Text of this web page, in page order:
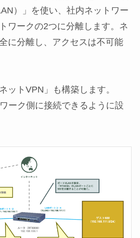
）」を使い、社内ネットワー
ワークの2つに分離します。ネ
に分離し、アクセスは不可能
ットVPN」も構築します。
ーク側に接続できるように設